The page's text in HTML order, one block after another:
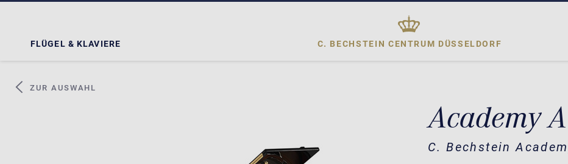
FLÜGEL & KLAVIERE C. BECHSTEIN CENTRUM DÜSSELDORF
ZUR AUSWAHL
Academy
C. Bechstein